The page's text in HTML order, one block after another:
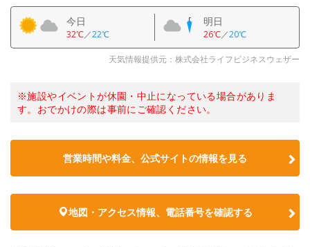
今日
32℃／22℃
明日
26℃／20℃
天気情報提供元：株式会社ライフビジネスウェザー
※施設やイベントが休園・中止になっている場合がありま
す。おでかけの際は事前にご確認ください。
営業時間や料金、公式サイトの情報を見る
地図・アクセス情報、電話番号を確認する